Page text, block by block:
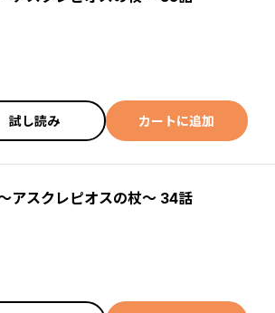
試し読み カートに追加
アスクレピオスの杖～ 34話